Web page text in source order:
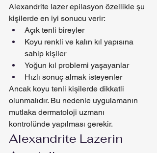
Alexandrite lazer epilasyon özellikle şu
kişilerde en iyi sonucu verir:
Açık tenli bireyler
Koyu renkli ve kalın kıl yapısına
sahip kişiler
Yoğun kıl problemi yaşayanlar
Hızlı sonuç almak isteyenler
Ancak koyu tenli kişilerde dikkatli
olunmalıdır. Bu nedenle uygulamanın
mutlaka dermatoloji uzmanı
kontrolünde yapılması gerekir.
Alexandrite Lazerin